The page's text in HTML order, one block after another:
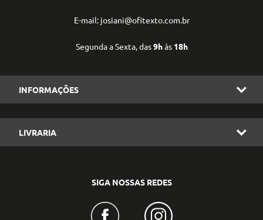
E-mail: josiani@ofitexto.com.br
Segunda a Sexta, das9hàs 18h
INFORMAÇÕES
LIVRARIA
SIGA NOSSAS REDES